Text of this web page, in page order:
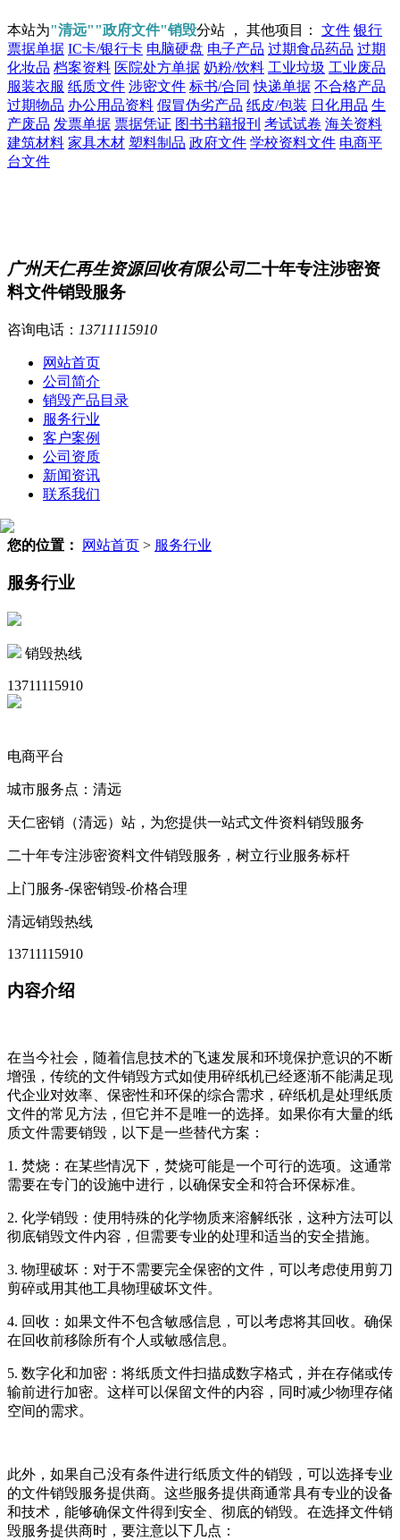
本站为"清远""政府文件"销毁分站 ， 其他项目： 文件 银行
票据单据 IC卡/银行卡 电脑硬盘 电子产品 过期食品药品 过期
化妆品 档案资料 医院处方单据 奶粉/饮料 工业垃圾 工业废品
服装衣服 纸质文件 涉密文件 标书/合同 快递单据 不合格产品
过期物品 办公用品资料 假冒伪劣产品 纸皮/包装 日化用品 生
产废品 发票单据 票据凭证 图书书籍报刊 考试试卷 海关资料
建筑材料 家具木材 塑料制品 政府文件 学校资料文件 电商平
台文件
广州天仁再生资源回收有限公司二十年专注涉密资
料文件销毁服务
咨询电话： 13711115910
网站首页
公司简介
销毁产品目录
服务行业
客户案例
公司资质
新闻资讯
联系我们
您的位置： 网站首页 > 服务行业
服务行业
销毁热线
13711115910
电商平台
城市服务点：清远
天仁密销（清远）站，为您提供一站式文件资料销毁服务
二十年专注涉密资料文件销毁服务，树立行业服务标杆
上门服务-保密销毁-价格合理
清远销毁热线
13711115910
内容介绍
在当今社会，随着信息技术的飞速发展和环境保护意识的不断
增强，传统的文件销毁方式如使用碎纸机已经逐渐不能满足现
代企业对效率、保密性和环保的综合需求，碎纸机是处理纸质
文件的常见方法，但它并不是唯一的选择。如果你有大量的纸
质文件需要销毁，以下是一些替代方案：
1. 焚烧：在某些情况下，焚烧可能是一个可行的选项。这通常
需要在专门的设施中进行，以确保安全和符合环保标准。
2. 化学销毁：使用特殊的化学物质来溶解纸张，这种方法可以
彻底销毁文件内容，但需要专业的处理和适当的安全措施。
3. 物理破坏：对于不需要完全保密的文件，可以考虑使用剪刀
剪碎或用其他工具物理破坏文件。
4. 回收：如果文件不包含敏感信息，可以考虑将其回收。确保
在回收前移除所有个人或敏感信息。
5. 数字化和加密：将纸质文件扫描成数字格式，并在存储或传
输前进行加密。这样可以保留文件的内容，同时减少物理存储
空间的需求。
此外，如果自己没有条件进行纸质文件的销毁，可以选择专业
的文件销毁服务提供商。这些服务提供商通常具有专业的设备
和技术，能够确保文件得到安全、彻底的销毁。在选择文件销
毁服务提供商时，要注意以下几点：